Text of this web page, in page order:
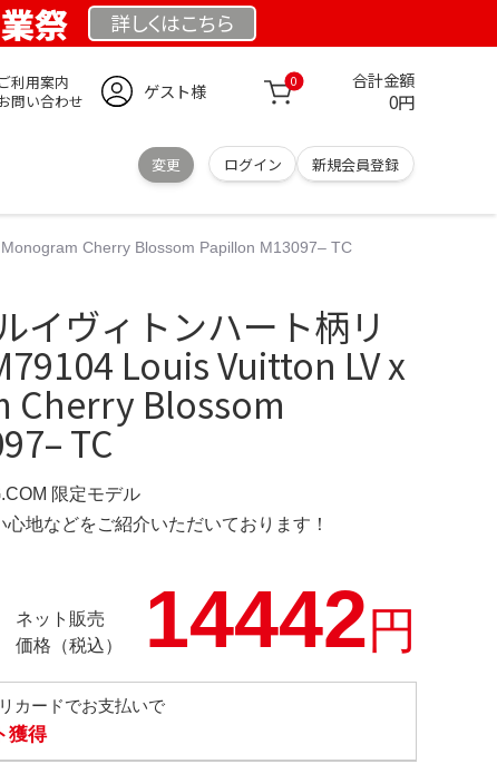
祭 詳しくはこちら
ご利用案内
問い合わせ
ゲスト様 0 合計金額
0円
変更 ログイン 新規会員登録
Cherry Blossom Papillon M13097– TC
イヴィトンハート柄リ
Louis Vuitton LV x
Cherry Blossom
TC
限定モデル
地などをご紹介いただいております！
ネット販売
価格（税込）
14442円
カードでお支払いで
獲得